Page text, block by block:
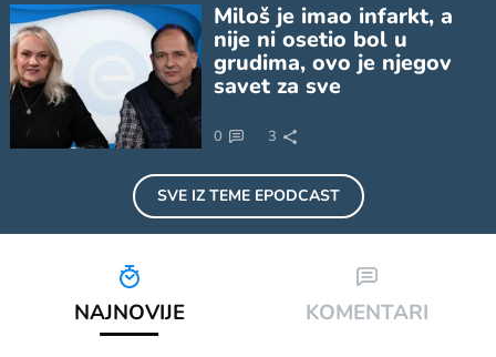
Miloš je imao infarkt, a
nije ni osetio bol u
grudima, ovo je njegov
savet za sve
0 3
SVE IZ TEME EPODCAST
NAJNOVIJE KOMENTARI